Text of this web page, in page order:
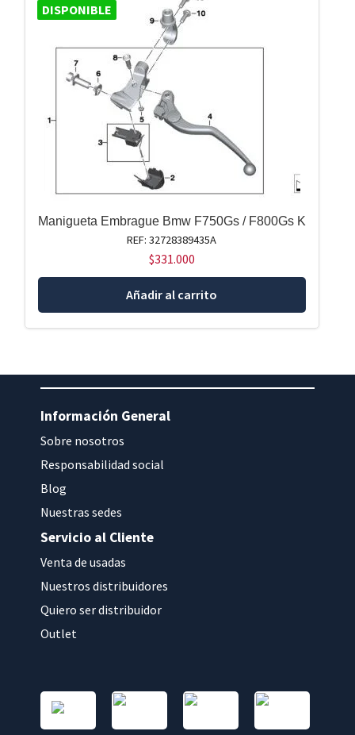
DISPONIBLE
Manigueta Embrague Bmw F750Gs / F800Gs K
REF: 32728389435A
$331.000
Añadir al carrito
Información General
Sobre nosotros
Responsabilidad social
Blog
Nuestras sedes
Servicio al Cliente
Venta de usadas
Nuestros distribuidores
Quiero ser distribuidor
Outlet